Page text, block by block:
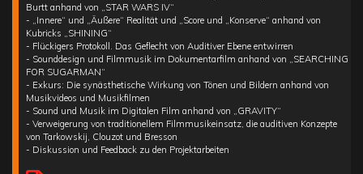
Burtt anhand von „STAR WARS IV“
- „Innere“ und „Äußere“ Realität und „Score und „Konserve“ anhand von
Kubricks „SHINING“
- Flückigers Protokoll. Das Geflecht von Auditiver Ebene entwirren
- Sounddesign und Filmmusik im Dokumentarfilm anhand von „SEARCHING
FOR SUGARMAN“
- Exkurs: Die synästhetische Wirkung von Tönen und Bildern anhand von
Musikvideos und Musikfilmen
- Sound und Musik im Digitalen Film anhand von „GRAVITY“
- Verweigerung von traditionellem Filmmusikeinsatz, die auditiven Konzepte
von Tarkowskij, Clouzot und Bresson
- Diskussion und Feedback zu den Projektarbeiten